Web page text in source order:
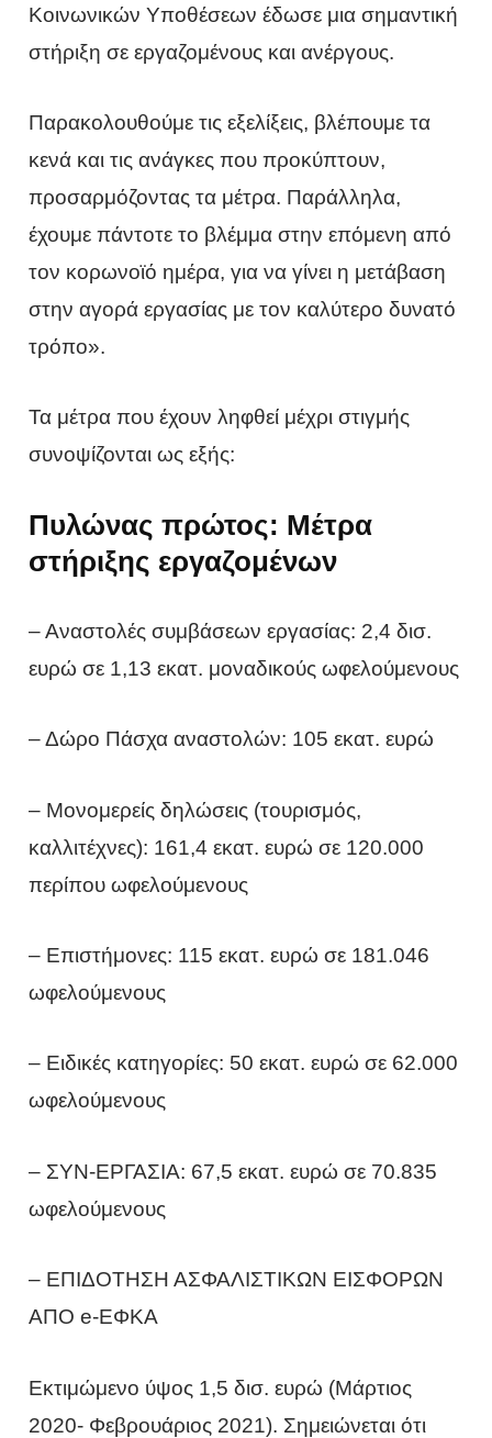
Κοινωνικών Υποθέσεων έδωσε μια σημαντική
στήριξη σε εργαζομένους και ανέργους.
Παρακολουθούμε τις εξελίξεις, βλέπουμε τα
κενά και τις ανάγκες που προκύπτουν,
προσαρμόζοντας τα μέτρα. Παράλληλα,
έχουμε πάντοτε το βλέμμα στην επόμενη από
τον κορωνοϊό ημέρα, για να γίνει η μετάβαση
στην αγορά εργασίας με τον καλύτερο δυνατό
τρόπο».
Τα μέτρα που έχουν ληφθεί μέχρι στιγμής
συνοψίζονται ως εξής:
Πυλώνας πρώτος: Μέτρα
στήριξης εργαζομένων
– Αναστολές συμβάσεων εργασίας: 2,4 δισ.
ευρώ σε 1,13 εκατ. μοναδικούς ωφελούμενους
– Δώρο Πάσχα αναστολών: 105 εκατ. ευρώ
– Μονομερείς δηλώσεις (τουρισμός,
καλλιτέχνες): 161,4 εκατ. ευρώ σε 120.000
περίπου ωφελούμενους
– Επιστήμονες: 115 εκατ. ευρώ σε 181.046
ωφελούμενους
– Ειδικές κατηγορίες: 50 εκατ. ευρώ σε 62.000
ωφελούμενους
– ΣΥΝ-ΕΡΓΑΣΙΑ: 67,5 εκατ. ευρώ σε 70.835
ωφελούμενους
– ΕΠΙΔΟΤΗΣΗ ΑΣΦΑΛΙΣΤΙΚΩΝ ΕΙΣΦΟΡΩΝ
ΑΠΟ e-ΕΦΚΑ
Εκτιμώμενο ύψος 1,5 δισ. ευρώ (Μάρτιος
2020- Φεβρουάριος 2021). Σημειώνεται ότι